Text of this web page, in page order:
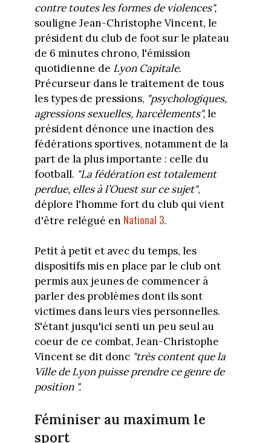
contre toutes les formes de violences",
souligne Jean-Christophe Vincent, le
président du club de foot sur le plateau
de 6 minutes chrono, l'émission
quotidienne de Lyon Capitale.
Précurseur dans le traitement de tous
les types de pressions, "psychologiques,
agressions sexuelles, harcèlements",le
président dénonce une inaction des
fédérations sportives, notamment de la
part de la plus importante : celle du
football. "La fédération est totalement
perdue, elles à l’Ouest sur ce sujet",
déplore l'homme fort du club qui vient
d'être relégué en National 3.
Petit à petit et avec du temps, les
dispositifs mis en place par le club ont
permis aux jeunes de commencer à
parler des problèmes dont ils sont
victimes dans leurs vies personnelles.
S'étant jusqu'ici senti un peu seul au
coeur de ce combat, Jean-Christophe
Vincent se dit donc "très content que la
Ville de Lyon puisse prendre ce genre de
position ".
Féminiser au maximum le
sport